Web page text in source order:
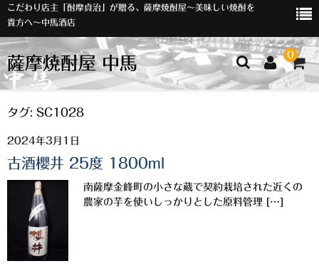
こだわり店主「酎摩貞治」が贈る、薩摩焼酎屋～美味しい焼酎を
貴方へ～中馬酒店
薩摩焼酎屋 中馬 0
ホーム
お知らせ
入荷情報
イベント
オリジナルラベル
店主おすすめ
タグ: SC1028
2024年3月1日
古酒櫻井 25度 1800ml
南薩摩金峰町の小さな蔵で契約栽培された近くの
農家の芋を使いしっかりとした原料管理 […]